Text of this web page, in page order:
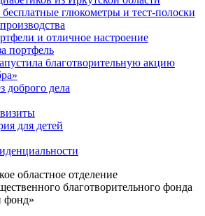
глюкометры и тест-полоски
и отличное настроение
портфель
благотворительную акцию
доброго дела
для детей
областное отделение
благотворительного фонда
фонд»